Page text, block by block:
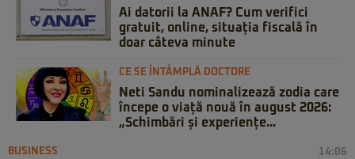
Ai datorii la ANAF? Cum verifici
gratuit, online, situația fiscală în
doar câteva minute
CE SE ÎNTÂMPLĂ DOCTORE
Neti Sandu nominalizează zodia care
începe o viață nouă în august 2026:
„Schimbări și experiențe...
BUSINESS 14:06